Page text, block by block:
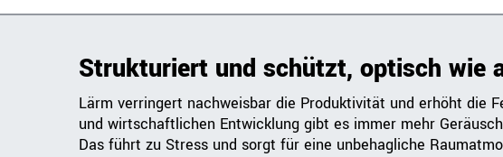
Strukturiert und schützt, optisch wie
Lärm verringert nachweisbar die Produktivität und erhöht die
und wirtschaftlichen Entwicklung gibt es immer mehr
Das führt zu Stress und sorgt für eine unbehagliche